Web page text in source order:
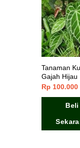
Tanaman
Gajah Hijau
Rp 100.000
Beli